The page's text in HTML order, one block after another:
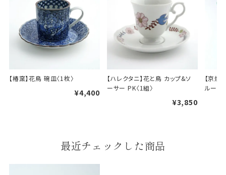
婚礼や出産などのギフト
のし・包装体裁により、紐（ひも）掛けしない場合が
段ボールの上から熨斗紙・包
【椿窯】花鳥 碗皿〈1枚〉
¥4,400
【ハレクタニ】花と鳥 カップ&ソ
ーサー PK〈1組〉
¥3,850
【京焼
ルー金
最近チェックした商品